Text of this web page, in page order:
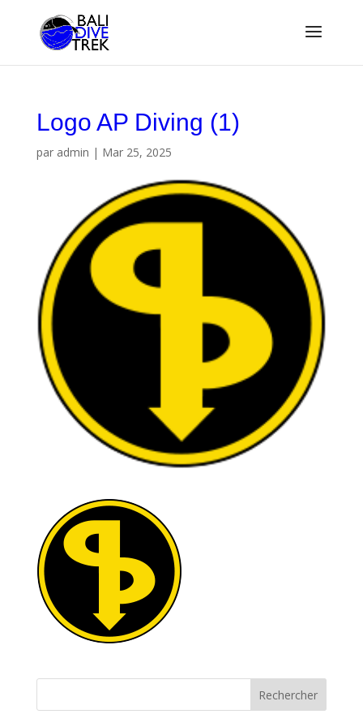
Logo AP Diving (1)
par admin | Mar 25, 2025